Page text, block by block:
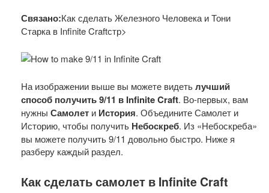
Связано:Как сделать Железного Человека и Тони
Старка в Infinite Craftстр>
На изображении выше вы можете видетьлучший
способ получить 9/11 в Infinite Craft. Во-первых, вам
нужны Самолет и История. Объедините Самолет и
Историю, чтобы получить Небоскреб. Из «Небоскреба»
вы можете получить 9/11 довольно быстро. Ниже я
разберу каждый раздел.
Как сделать самолет в Infinite Craft